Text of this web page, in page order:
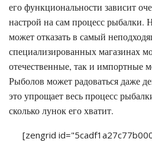
его функциональности зависит
настрой на сам процесс
может отказать в самый
специализированных магазинах
отечественные, так и импортные
Рыболов может радоваться даже
это упрощает весь процесс
сколько лунок его хватит.
[zengrid